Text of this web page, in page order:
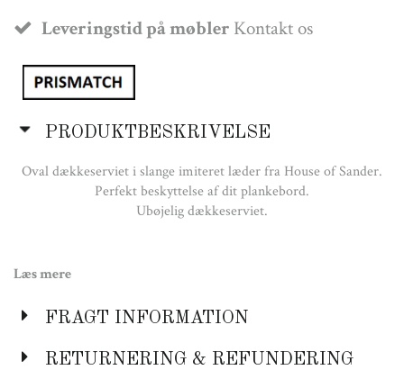
Leveringstid på møbler Kontakt os
PRODUKTBESKRIVELSE
Oval dækkeserviet i slange imiteret læder fra House of Sander.
Perfekt beskyttelse af dit plankebord.
Ubøjelig dækkeserviet.
Læs mere
FRAGT INFORMATION
RETURNERING & REFUNDERING